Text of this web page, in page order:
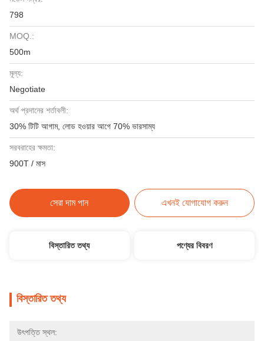
798
MOQ.:
500m
মূল্য:
Negotiate
অর্থ প্রদানের শর্তাবলী:
30% টিটি আগাম, লোড হওয়ার আগে 70% ভারসাম্য
সরবরাহের ক্ষমতা:
900T / মাস
সেরা দাম পান এখনই যোগাযোগ করুন
বিস্তারিত তথ্য পণ্যের বিবরণ
বিস্তারিত তথ্য
উৎপত্তি স্থল: